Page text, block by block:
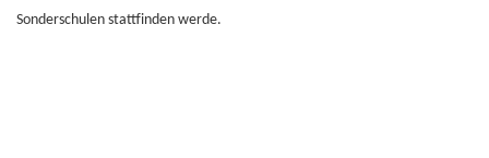
Sonderschulen stattfinden werde.